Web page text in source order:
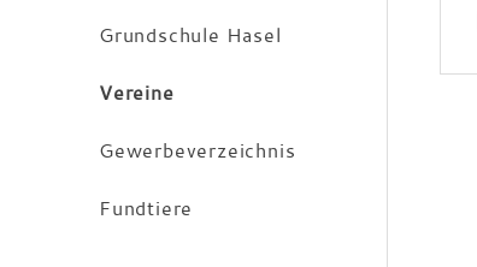
Grundschule Hasel
Vereine
Gewerbeverzeichnis
Fundtiere